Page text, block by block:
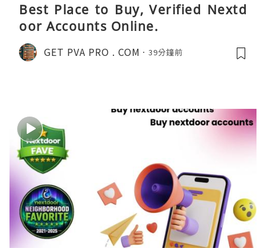
Best Place to Buy, Verified Nextd
oor Accounts Online.
GET PVA PRO . COM 39分鐘前